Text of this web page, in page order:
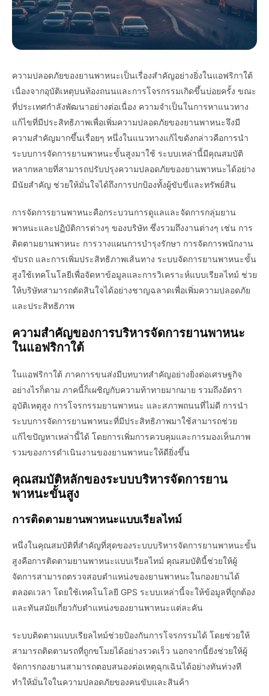
ความปลอดภัยของยานพาหนะเป็นเรื่องสำคัญอย่างยิ่งในแอฟริกาใต้
เนื่องจากอุบัติเหตุบนท้องถนนและการโจรกรรมเกิดขึ้นบ่อยครั้ง ขณะ
ที่ประเทศกำลังพัฒนาอย่างต่อเนื่อง ความจำเป็นในการหาแนวทาง
แก้ไขที่มีประสิทธิภาพเพื่อเพิ่มความปลอดภัยของยานพาหนะจึงมี
ความสำคัญมากขึ้นเรื่อยๆ หนึ่งในแนวทางแก้ไขดังกล่าวคือการนำ
ระบบการจัดการยานพาหนะขั้นสูงมาใช้ ระบบเหล่านี้มีคุณสมบัติ
หลากหลายที่สามารถปรับปรุงความปลอดภัยของยานพาหนะได้อย่าง
มีนัยสำคัญ ช่วยให้มั่นใจได้ถึงการปกป้องทั้งผู้ขับขี่และทรัพย์สิน
การจัดการยานพาหนะคือกระบวนการดูแลและจัดการกลุ่มยาน
พาหนะและปฏิบัติการต่างๆ ของบริษัท ซึ่งรวมถึงงานต่างๆ เช่น การ
ติดตามยานพาหนะ การวางแผนการบำรุงรักษา การจัดการพนักงาน
ขับรถ และการเพิ่มประสิทธิภาพเส้นทาง ระบบจัดการยานพาหนะขั้น
สูงใช้เทคโนโลยีเพื่อจัดหาข้อมูลและการวิเคราะห์แบบเรียลไทม์ ช่วย
ให้บริษัทสามารถตัดสินใจได้อย่างชาญฉลาดเพื่อเพิ่มความปลอดภัย
และประสิทธิภาพ
ความสำคัญของการบริหารจัดการยานพาหนะ
ในแอฟริกาใต้
ในแอฟริกาใต้ ภาคการขนส่งมีบทบาทสำคัญอย่างยิ่งต่อเศรษฐกิจ
อย่างไรก็ตาม ภาคนี้ก็เผชิญกับความท้าทายมากมาย รวมถึงอัตรา
อุบัติเหตุสูง การโจรกรรมยานพาหนะ และสภาพถนนที่ไม่ดี การนำ
ระบบการจัดการยานพาหนะที่มีประสิทธิภาพมาใช้สามารถช่วย
แก้ไขปัญหาเหล่านี้ได้ โดยการเพิ่มการควบคุมและการมองเห็นภาพ
รวมของการดำเนินงานของยานพาหนะให้ดียิ่งขึ้น
คุณสมบัติหลักของระบบบริหารจัดการยาน
พาหนะขั้นสูง
การติดตามยานพาหนะแบบเรียลไทม์
หนึ่งในคุณสมบัติที่สำคัญที่สุดของระบบบริหารจัดการยานพาหนะขั้น
สูงคือการติดตามยานพาหนะแบบเรียลไทม์ คุณสมบัตินี้ช่วยให้ผู้
จัดการสามารถตรวจสอบตำแหน่งของยานพาหนะในกองยานได้
ตลอดเวลา โดยใช้เทคโนโลยี GPS ระบบเหล่านี้จะให้ข้อมูลที่ถูกต้อง
และทันสมัยเกี่ยวกับตำแหน่งของยานพาหนะแต่ละคัน
ระบบติดตามแบบเรียลไทม์ช่วยป้องกันการโจรกรรมได้ โดยช่วยให้
สามารถติดตามรถที่ถูกขโมยได้อย่างรวดเร็ว นอกจากนี้ยังช่วยให้ผู้
จัดการกองยานสามารถตอบสนองต่อเหตุฉุกเฉินได้อย่างทันท่วงที
ทำให้มั่นใจในความปลอดภัยของคนขับและสินค้า